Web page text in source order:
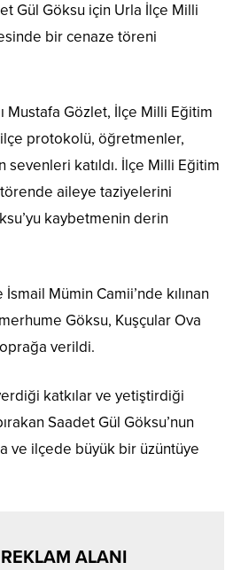
Gül Göksu için Urla İlçe Milli
bir cenaze töreni
Mustafa Gözlet, İlçe Milli Eğitim
protokolü, öğretmenler,
sevenleri katıldı. İlçe Milli Eğitim
aileye taziyelerini
kaybetmenin derin
Mümin Camii’nde kılınan
Göksu, Kuşçular Ova
verildi.
katkılar ve yetiştirdiği
Saadet Gül Göksu’nun
ve ilçede büyük bir üzüntüye
ALANI